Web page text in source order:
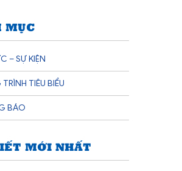
MỤC
– SỰ KIỆN
TIÊU BIỂU
BÁO
MỚI NHẤT